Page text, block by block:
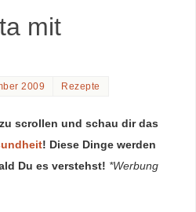
mit
2009 Rezepte
scrollen und schau dir das
! Diese Dinge werden
Du es verstehst! *Werbung